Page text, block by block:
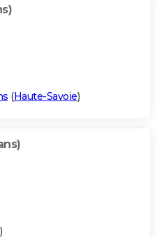
(Haute-Savoie)
)